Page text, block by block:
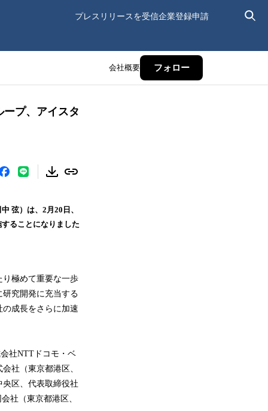
プレスリリースを受信企業登録申請
会社概要 フォロー
プ、アイスタ
弦）は、2月20日、
ることになりました
極めて重要な一歩
究開発に充当する
成長をさらに加速
社NTTドコモ・ベ
社（東京都港区、
区、代表取締役社
社（東京都港区、